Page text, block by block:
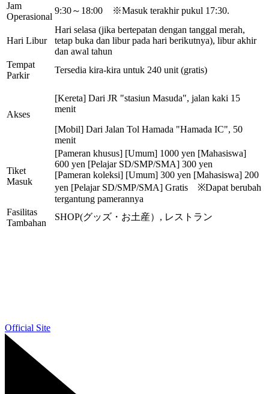
Jam
Operasional
9:30～18:00 ※Masuk terakhir pukul 17:30.
Hari Libur
Hari selasa (jika bertepatan dengan tanggal merah,
tetap buka dan libur pada hari berikutnya), libur akhir
dan awal tahun
Tempat
Parkir
Tersedia kira-kira untuk 240 unit (gratis)
Akses
[Kereta] Dari JR "stasiun Masuda", jalan kaki 15
menit
[Mobil] Dari Jalan Tol Hamada "Hamada IC", 50
menit
Tiket
Masuk
[Pameran khusus] [Umum] 1000 yen [Mahasiswa]
600 yen [Pelajar SD/SMP/SMA] 300 yen
[Pameran koleksi] [Umum] 300 yen [Mahasiswa] 200
yen [Pelajar SD/SMP/SMA] Gratis ※Dapat berubah
tergantung pamerannya
Fasilitas
Tambahan
SHOP(グッズ・お土産）, レストラン
Official Site